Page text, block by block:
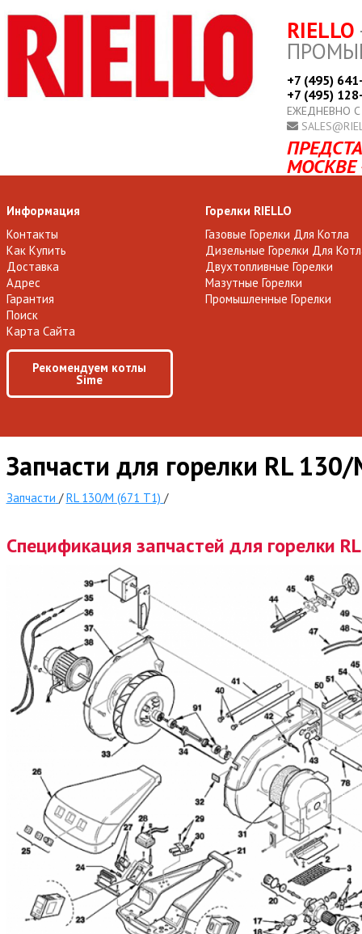
RIELLO
+7 (495)
+7 (495)
ЕЖЕДНЕВНО
МОСКВЕ
Информация
Контакты
Как Купить
Доставка
Адрес
Гарантия
Поиск
Карта Сайта
Рекомендуем котлы
Sime
Горелки RIELLO
Газовые Горелки Для Котла
Дизельные Горелки Для
Двухтопливные Горелки
Мазутные Горелки
Промышленные Горелки
Запчасти для горелки RL
Запчасти /RL 130/M (671 T1) /
Спецификация запчастей для горелки